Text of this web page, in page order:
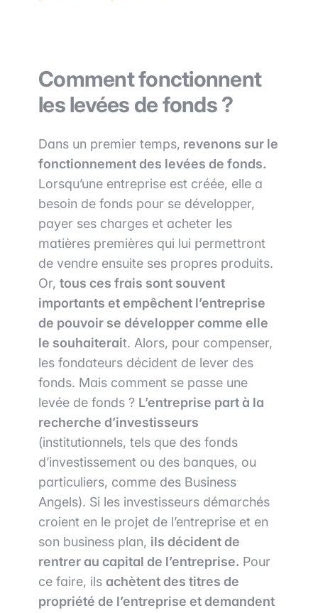
Comment fonctionnent
les levées de fonds ?
Dans un premier temps, revenons sur le
fonctionnement des levées de fonds.
Lorsqu’une entreprise est créée, elle a
besoin de fonds pour se développer,
payer ses charges et acheter les
matières premières qui lui permettront
de vendre ensuite ses propres produits.
Or, tous ces frais sont souvent
importants et empêchent l’entreprise
de pouvoir se développer comme elle
le souhaiterait. Alors, pour compenser,
les fondateurs décident de lever des
fonds. Mais comment se passe une
levée de fonds ? L’entreprise part à la
recherche d’investisseurs
(institutionnels, tels que des fonds
d’investissement ou des banques, ou
particuliers, comme des Business
Angels). Si les investisseurs démarchés
croient en le projet de l’entreprise et en
son business plan, ils décident de
rentrer au capital de l’entreprise. Pour
ce faire, ils achètent des titres de
propriété de l’entreprise et demandent